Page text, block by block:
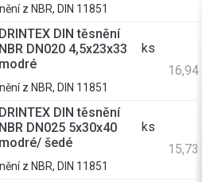
z NBR, DIN 11851
DRINTEX DIN těsnění
NBR DN020 4,5x23x33
modré
ks
16,94
z NBR, DIN 11851
DRINTEX DIN těsnění
NBR DN025 5x30x40
modré/ šedé
ks
15,73
z NBR, DIN 11851